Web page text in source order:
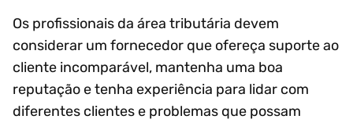
Os profissionais da área tributária devem
considerar um fornecedor que ofereça suporte ao
cliente incomparável, mantenha uma boa
reputação e tenha experiência para lidar com
diferentes clientes e problemas que possam